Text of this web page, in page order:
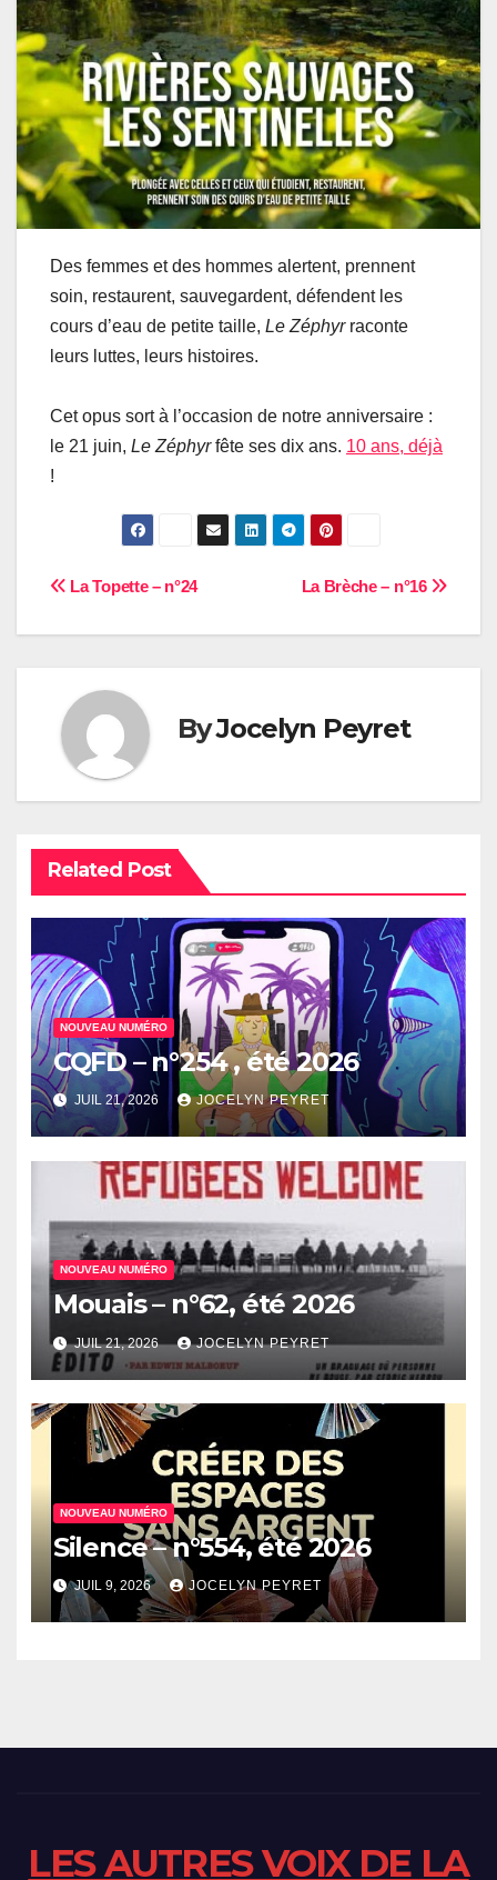
Des femmes et des hommes alertent, prennent
soin, restaurent, sauvegardent, défendent les
cours d’eau de petite taille, Le Zéphyrraconte
leurs luttes, leurs histoires.
Cet opus sort à l’occasion de notre anniversaire :
le 21 juin, Le Zéphyrfête ses dix ans. 10 ans, déjà
!
Navigation
de
l’article
La Brèche – n°16
La Topette – n°24
ByJocelyn Peyret
Related Post
NOUVEAU NUMÉRO
CQFD – n°254 , été 2026
JUIL 21, 2026 JOCELYN PEYRET
NOUVEAU NUMÉRO
Mouais – n°62, été 2026
JUIL 21, 2026 JOCELYN PEYRET
NOUVEAU NUMÉRO
Silence – n°554, été 2026
JUIL 9, 2026 JOCELYN PEYRET
LES AUTRES VOIX DE LA